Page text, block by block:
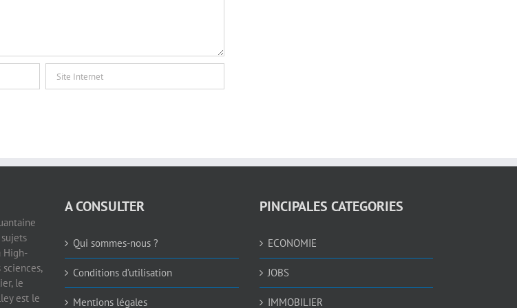
High-
sciences,
le
est le
A CONSULTER
Qui sommes-nous ?
Conditions d’utilisation
Mentions légales
PINCIPALES CATEGORIES
ECONOMIE
JOBS
IMMOBILIER